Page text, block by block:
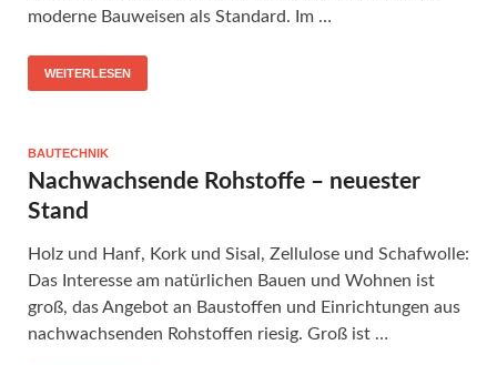
moderne Bauweisen als Standard. Im …
WEITERLESEN
BAUTECHNIK
Nachwachsende Rohstoffe – neuester
Stand
Holz und Hanf, Kork und Sisal, Zellulose und Schafwolle:
Das Interesse am natürlichen Bauen und Wohnen ist
groß, das Angebot an Baustoffen und Einrichtungen aus
nachwachsenden Rohstoffen riesig. Groß ist …